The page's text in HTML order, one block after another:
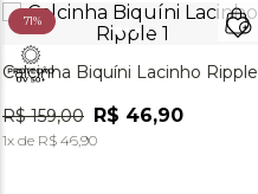
71%
Calcinha Biquíni Lacinho Ripple
R$ 159,00 R$ 46,90
1x de R$ 46,90